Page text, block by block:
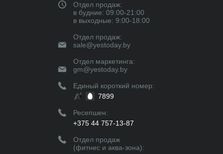
Отдел продаж:
в будние: 09:00-21:00
в выходные: 9:00-18:00
Отдел продаж:
sale@yestoday.by
Отдел маркетинга:
gm@yestoday.by
Единый короткий номер:
7899
Ресепшен:
+375 44 757-13-87
Отдел продаж
(фитнес и аква-зона):